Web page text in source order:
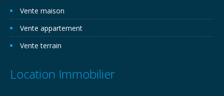
Vente maison
Vente appartement
Vente terrain
Location Immobilier